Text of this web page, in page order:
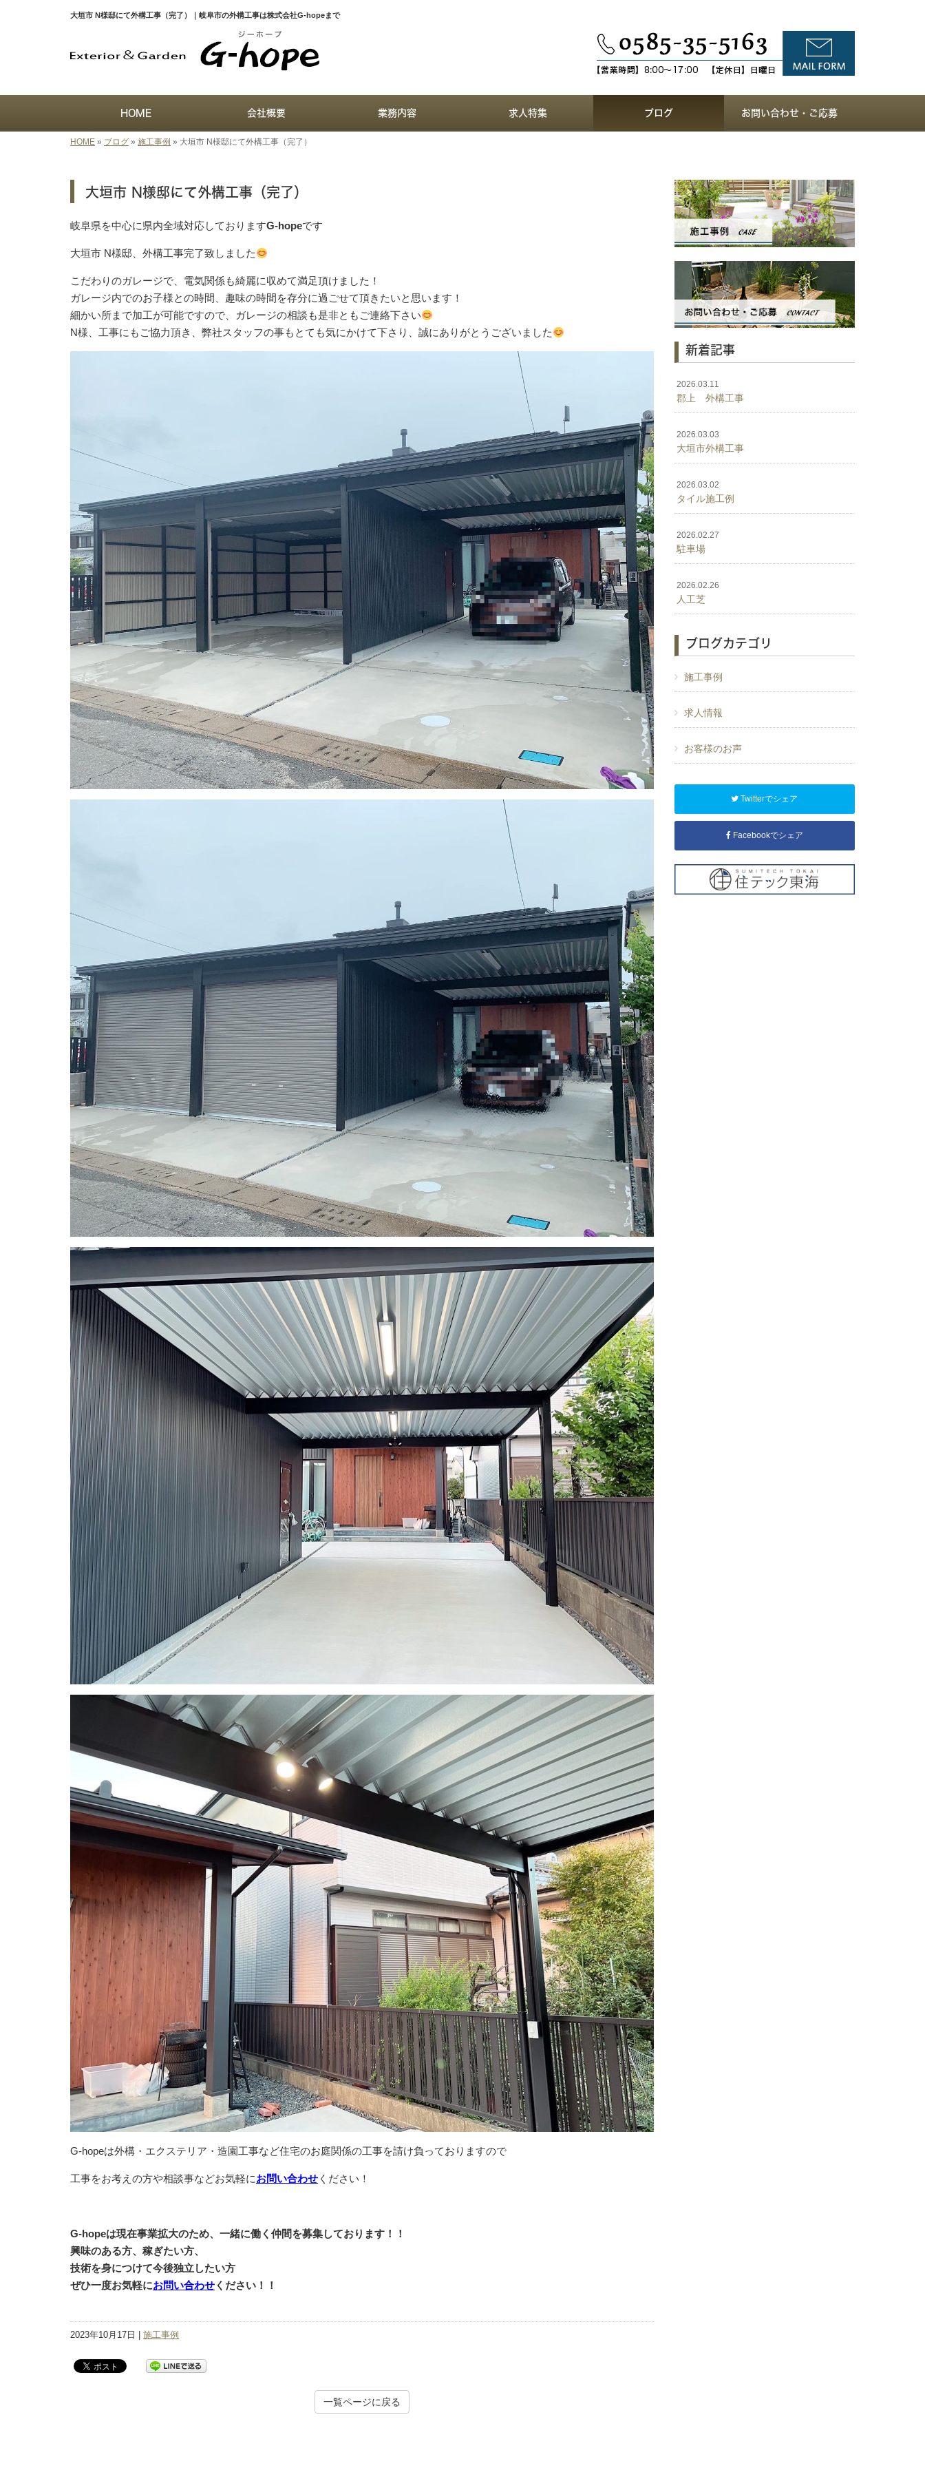
大垣市 N様邸にて外構工事（完了）｜岐阜市の外構工事は株式会社G-hopeまで
HOME 会社概要 業務内容 求人特集 ブログ お問い合わせ・ご応募
HOME » ブログ » 施工事例 » 大垣市 N様邸にて外構工事（完了）
大垣市 N様邸にて外構工事（完了）
岐阜県を中心に県内全域対応しておりますG-hopeです
大垣市 N様邸、外構工事完了致しました
こだわりのガレージで、電気関係も綺麗に収めて満足頂けました！
ガレージ内でのお子様との時間、趣味の時間を存分に過ごせて頂きたいと思います！
細かい所まで加工が可能ですので、ガレージの相談も是非ともご連絡下さい
N様、工事にもご協力頂き、弊社スタッフの事もとても気にかけて下さり、誠にありがとうございました
G-hopeは外構・エクステリア・造園工事など住宅のお庭関係の工事を請け負っておりますので
工事をお考えの方や相談事などお気軽にお問い合わせ ください！
G-hopeは現在事業拡大のため、一緒に働く仲間を募集しております！！
興味のある方、稼ぎたい方、
技術を身につけて今後独立したい方
ぜひ一度お気軽にお問い合わせ ください！！
2023年10月17日 | 施工事例
一覧ページに戻る
新着記事
2026.03.11
郡上 外構工事
2026.03.03
大垣市外構工事
2026.03.02
タイル施工例
2026.02.27
駐車場
2026.02.26
人工芝
ブログカテゴリ
施工事例
求人情報
お客様のお声
Twitterでシェア
Facebookでシェア